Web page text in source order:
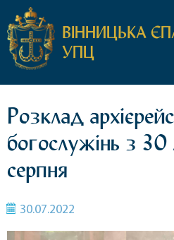
ВІННИЦЬКА
УПЦ
Розклад
богослужінь з
серпня
30.07.2022